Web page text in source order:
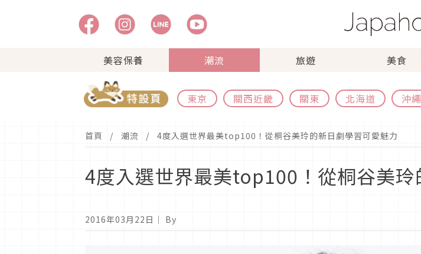
美容保養 潮流 旅遊 美食
東京 關西近畿 關東 北海道 沖繩
首頁 潮流 4度入選世界最美top100！從桐谷美玲的新日劇學習可愛魅力
4度入選世界最美top100！從桐谷美玲
2016年03月22日 ｜ By